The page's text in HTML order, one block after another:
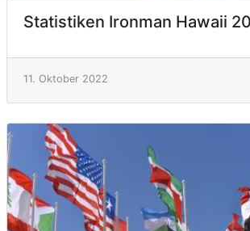
Statistiken Ironman Hawaii
11. Oktober 2022